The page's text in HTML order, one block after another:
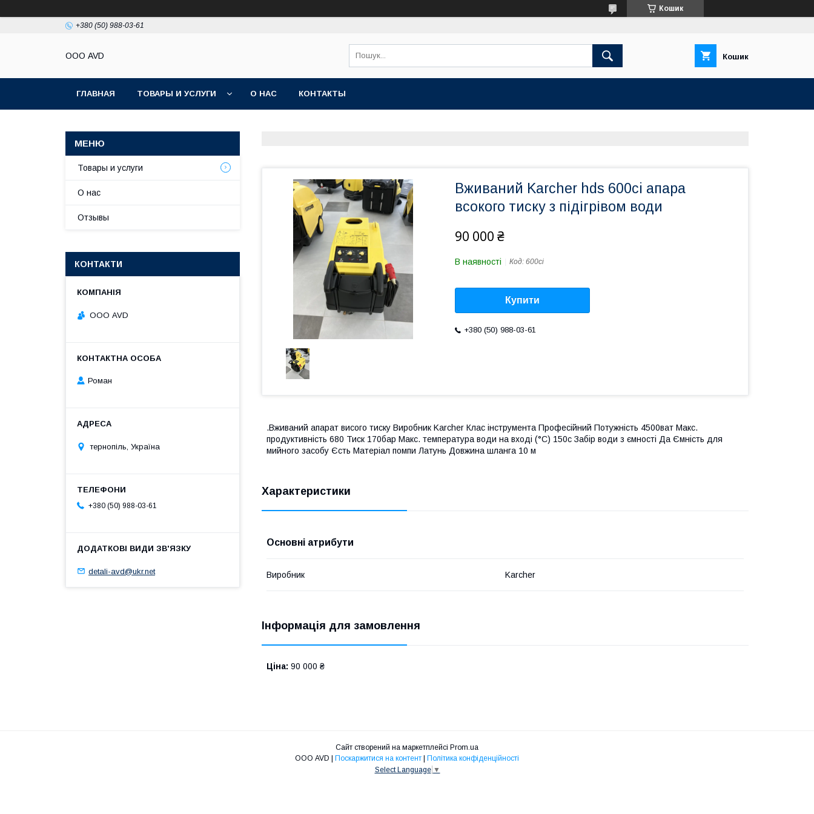
Кошик
+380 (50) 988-03-61
ООО AVD Кошик
ГЛАВНАЯ ТОВАРЫ И УСЛУГИ О НАС КОНТАКТЫ
Вживаний Karcher hds 600ci апара
всокого тиску з підігрівом води
90 000 ₴
В наявності Код: 600сі
Купити
+380 (50) 988-03-61
.Вживаний апарат висого тиску Виробник Karcher Клас інструмента Професійний Потужність 4500ват Макс.
продуктивність 680 Тиск 170бар Макс. температура води на вході (°C) 150с Забір води з ємності Да Ємність для
мийного засобу Єсть Матеріал помпи Латунь Довжина шланга 10 м
Характеристики
Основні атрибути
Виробник Karcher
Інформація для замовлення
Ціна: 90 000 ₴
Товары и услуги
О нас
Отзывы
КОНТАКТИ
ООО AVD
Роман
тернопіль, Україна
+380 (50) 988-03-61
detali-avd@ukr.net
Сайт створений на маркетплейсі Prom.ua
Поскаржитися на контент
Політика конфіденційності
Select Language ▼